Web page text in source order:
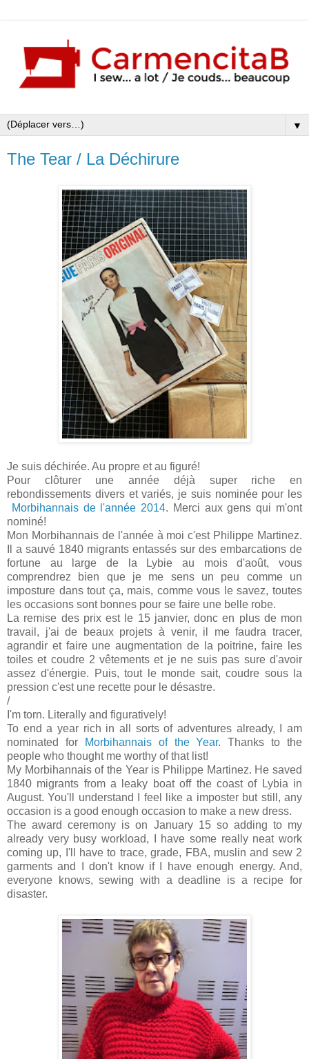
▼
The Tear / La Déchirure
Je suis déchirée. Au propre et au figuré!
Pour clôturer une année déjà super riche en
rebondissements divers et variés, je suis nominée pour les
Morbihannais de l'année 2014. Merci aux gens qui m'ont
nominé!
Mon Morbihannais de l'année à moi c'est Philippe Martinez.
Il a sauvé 1840 migrants entassés sur des embarcations de
fortune au large de la Lybie au mois d'août, vous
comprendrez bien que je me sens un peu comme un
imposture dans tout ça, mais, comme vous le savez, toutes
les occasions sont bonnes pour se faire une belle robe.
La remise des prix est le 15 janvier, donc en plus de mon
travail, j'ai de beaux projets à venir, il me faudra tracer,
agrandir et faire une augmentation de la poitrine, faire les
toiles et coudre 2 vêtements et je ne suis pas sure d'avoir
assez d'énergie. Puis, tout le monde sait, coudre sous la
pression c'est une recette pour le désastre.
/
I'm torn. Literally and figuratively!
To end a year rich in all sorts of adventures already, I am
nominated for
Morbihannais of the Year. Thanks to the
people who thought me worthy of that list!
My Morbihannais of the Year is Philippe Martinez. He saved
1840 migrants from a leaky boat off the coast of Lybia in
August. You'll understand I feel like a imposter but still, any
occasion is a good enough occasion to make a new dress.
The award ceremony is on January 15 so adding to my
already very busy workload, I have some really neat work
coming up, I'll have to trace, grade, FBA, muslin and sew 2
garments and I don't know if I have enough energy. And,
everyone knows, sewing with a deadline is a recipe for
disaster.